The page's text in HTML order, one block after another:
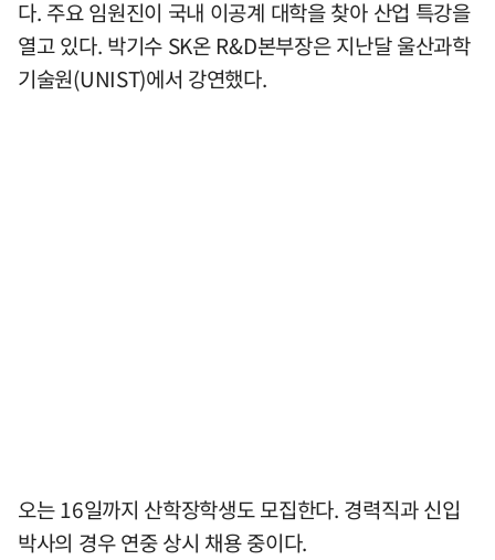
다. 주요 임원진이 국내 이공계 대학을 찾아 산업 특강을
열고 있다. 박기수 SK온 R&D본부장은 지난달 울산과학
기술원(UNIST)에서 강연했다.
오는 16일까지 산학장학생도 모집한다. 경력직과 신입
박사의 경우 연중 상시 채용 중이다.